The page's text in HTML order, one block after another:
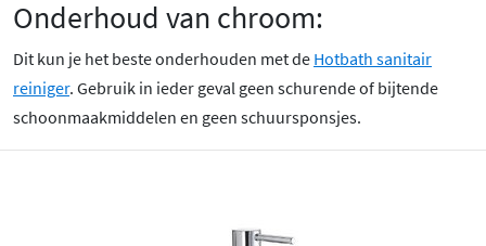
Onderhoud van chroom:
Dit kun je het beste onderhouden met de Hotbath sanitair
reiniger. Gebruik in ieder geval geen schurende of bijtende
schoonmaakmiddelen en geen schuursponsjes.